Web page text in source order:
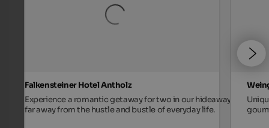
Falkensteiner Hotel Antholz
Experience a romantic getaway for two in our hideaway,
far away from the hustle and bustle of everyday life.